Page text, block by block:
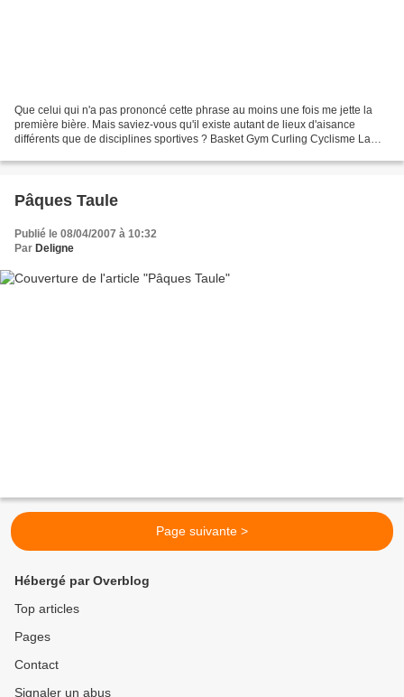
Que celui qui n'a pas prononcé cette phrase au moins une fois me jette la
première bière. Mais saviez-vous qu'il existe autant de lieux d'aisance
différents que de disciplines sportives ? Basket Gym Curling Cyclisme La
Pâques Taule
Publié le 08/04/2007 à 10:32
Par Deligne
Page suivante >
Hébergé par Overblog
Top articles
Pages
Contact
Signaler un abus